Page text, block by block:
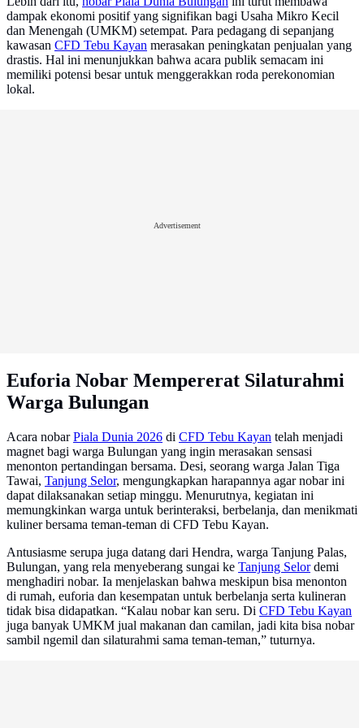
dampak ekonomi positif yang signifikan bagi Usaha Mikro Kecil
dan Menengah (UMKM) setempat. Para pedagang di sepanjang
kawasan CFD Tebu Kayan merasakan peningkatan penjualan yang
drastis. Hal ini menunjukkan bahwa acara publik semacam ini
memiliki potensi besar untuk menggerakkan roda perekonomian
lokal.
Advertisement
Euforia Nobar Mempererat Silaturahmi
Warga Bulungan
Acara nobarPiala Dunia 2026 di CFD Tebu Kayan telah menjadi
magnet bagi warga Bulungan yang ingin merasakan sensasi
menonton pertandingan bersama. Desi, seorang warga Jalan Tiga
Tawai, Tanjung Selor, mengungkapkan harapannya agar nobar ini
dapat dilaksanakan setiap minggu. Menurutnya, kegiatan ini
memungkinkan warga untuk berinteraksi, berbelanja, dan menikmati
kuliner bersama teman-teman di CFD Tebu Kayan.
Antusiasme serupa juga datang dari Hendra, warga Tanjung Palas,
Bulungan, yang rela menyeberang sungai ke Tanjung Selordemi
menghadiri nobar. Ia menjelaskan bahwa meskipun bisa menonton
di rumah, euforia dan kesempatan untuk berbelanja serta kulineran
tidak bisa didapatkan. “Kalau nobar kan seru. Di CFD Tebu Kayan
juga banyak UMKM jual makanan dan camilan, jadi kita bisa nobar
sambil ngemil dan silaturahmi sama teman-teman,” tuturnya.